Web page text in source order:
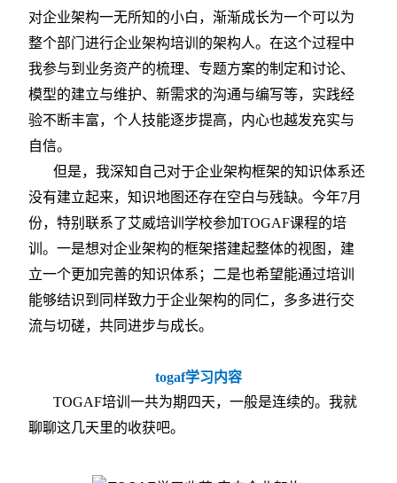
对企业架构一无所知的小白，渐渐成长为一个可以为
整个部门进行企业架构培训的架构人。在这个过程中
我参与到业务资产的梳理、专题方案的制定和讨论、
模型的建立与维护、新需求的沟通与编写等，实践经
验不断丰富，个人技能逐步提高，内心也越发充实与
自信。
但是，我深知自己对于企业架构框架的知识体系还
没有建立起来，知识地图还存在空白与残缺。今年7月
份，特别联系了艾威培训学校参加TOGAF课程的培
训。一是想对企业架构的框架搭建起整体的视图，建
立一个更加完善的知识体系；二是也希望能通过培训
能够结识到同样致力于企业架构的同仁，多多进行交
流与切磋，共同进步与成长。
togaf学习内容
TOGAF培训一共为期四天，一般是连续的。我就
聊聊这几天里的收获吧。